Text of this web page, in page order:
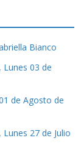
Bianco
Lunes 03 de
de Agosto de
27 de Julio